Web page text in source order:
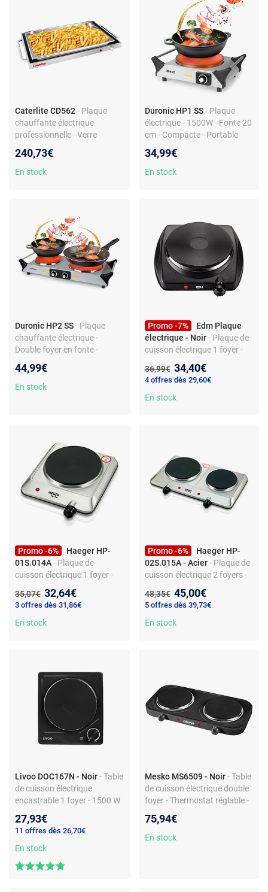
Caterlite CD562- Plaque
chauffante électrique
professionnelle - Verre
60 à 105°C - Voyant
lumineux - Poignées latérales
240,73€
En stock
Duronic HP1 SS - Plaque
électrique - 1500W - Fonte 20
cm - Compacte - Portable
34,99€
En stock
Duronic HP2 SS- Plaque
chauffante électrique -
Double foyer en fonte -
44,99€
En stock
Promo -7%
Edm Plaque
électrique - Noir - Plaque de
cuisson électrique 1 foyer -
Commandes frontales - Pose
libre - Sans zone modulable -
Sans touches sensitives
Ancien prix :
36,99€ Nouveau prix :
34,40€
4 offres dès 29,60€
En stock
Promo -6%
Haeger HP-
01S.014A- Plaque de
cuisson électrique 1 foyer -
Surface en fonte -
Commandes frontales - Pose
libre - 1500 W
Ancien prix :
35,07€ Nouveau prix :
32,64€
3 offres dès 31,86€
En stock
Promo -6%
Haeger HP-
02S.015A - Acier - Plaque de
cuisson électrique 2 foyers -
Thermostat réglable -
Commandes frontales -
Surface inox et fonte - Pose
Ancien prix :
48,35€ Nouveau prix :
45,00€
5 offres dès 39,73€
En stock
Livoo DOC167N - Noir- Table
de cuisson électrique
encastrable 1 foyer - 1500 W
Thermostat réglable - Témoin
de chauffe - Surface fonte -
Non connecté
27,93€
11 offres dès 26,70€
En stock
Mesko MS6509 - Noir - Table
de cuisson électrique double
foyer - Thermostat réglable -
Surface en fonte - 2000 W
75,94€
En stock